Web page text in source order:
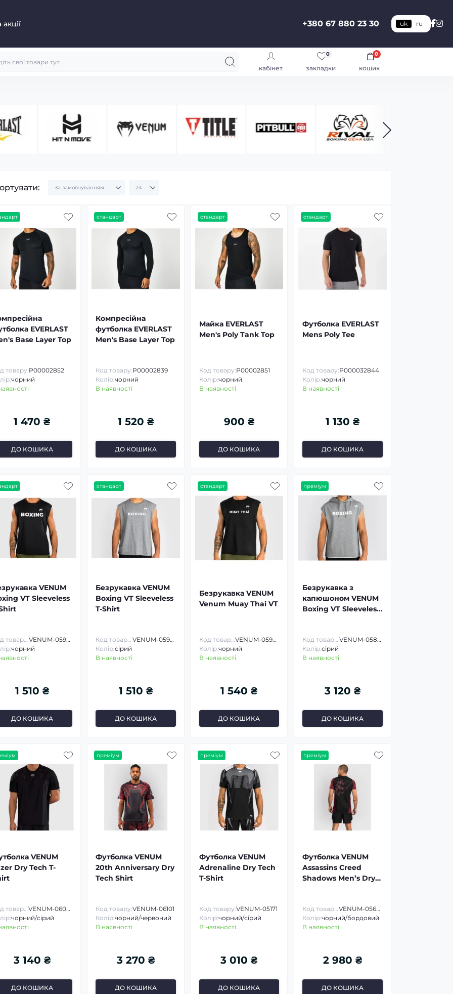
+380 67 880 23 30 uk ru
кабінет закладки
0
кошик
0
EVERLAST
Base Layer Top
товару:P00002852
чорний
1 470 ₴
ДО КОШИКА
стандарт
Компресійна
футболка EVERLAST
Men's Base Layer Top
Код товару:P00002839
Колір:чорний
В наявності
1 520 ₴
ДО КОШИКА
стандарт
Майка EVERLAST
Men's Poly Tank Top
Код товару:P00002851
Колір:чорний
В наявності
900 ₴
ДО КОШИКА
стандарт
Футболка EVERLAST
Mens Poly Tee
Код товару:P000032844
Колір:чорний
В наявності
1 130 ₴
ДО КОШИКА
VENUM
VT Sleeveless
Код товару:
VENUM-05941
чорний
1 510 ₴
ДО КОШИКА
стандарт
Безрукавка VENUM
Boxing VT Sleeveless
T-Shirt
Код товару:
VENUM-05941
Колір:сірий
В наявності
1 510 ₴
ДО КОШИКА
стандарт
Безрукавка VENUM
Venum Muay Thai VT
Код товару:
VENUM-05942
Колір:чорний
В наявності
1 540 ₴
ДО КОШИКА
преміум
Безрукавка з
капюшоном VENUM
Boxing VT Sleeveless
Код товару:
VENUM-05814
Колір:сірий
В наявності
3 120 ₴
ДО КОШИКА
VENUM
Dry Tech T-
Код товару:
VENUM-06092
чорний/сірий
3 140 ₴
ДО КОШИКА
преміум
Футболка VENUM
20th Anniversary Dry
Tech Shirt
Код товару:VENUM-06101
Колір:чорний/червоний
В наявності
3 270 ₴
ДО КОШИКА
преміум
Футболка VENUM
Adrenaline Dry Tech
T-Shirt
Код товару:VENUM-05171
Колір:чорний/сірий
В наявності
3 010 ₴
ДО КОШИКА
преміум
Футболка VENUM
Assassins Creed
Shadows Men’s Dry-
Код товару:
VENUM-05668
Колір:чорний/бордовий
В наявності
2 980 ₴
ДО КОШИКА